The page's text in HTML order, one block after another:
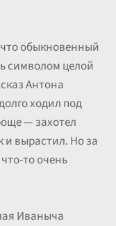
обыкновенный
символом целой
Антона
ходил под
— захотел
и вырастил. Но за
то очень
Иваныча